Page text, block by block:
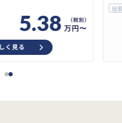
5.38 万円〜
く見る
総